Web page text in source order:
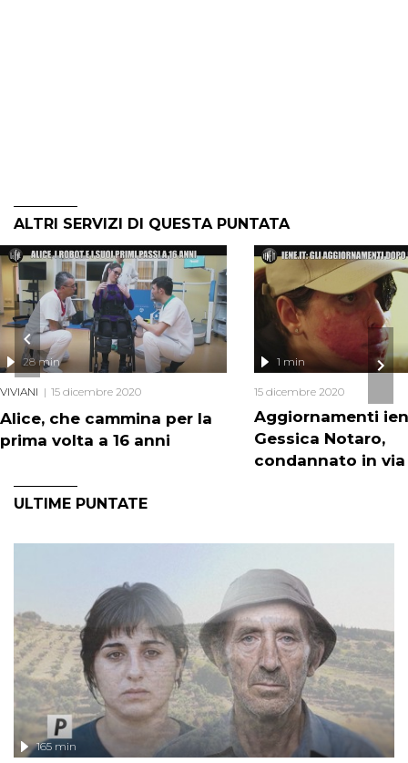
ALTRI SERVIZI DI QUESTA PUNTATA
Alice, che cammina per la
prima volta a 16 anni
28 min
VIVIANI 15 dicembre 2020
Aggiornamenti
Gessica Notaro,
condannato in
1 min
15 dicembre 2020
ULTIME PUNTATE
165 min